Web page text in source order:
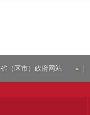
省（区市）政府网站